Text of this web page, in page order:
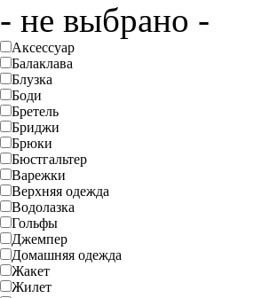
- не выбрано -
Аксессуар
Балаклава
Блузка
Боди
Бретель
Бриджи
Брюки
Бюстгальтер
Варежки
Верхняя одежда
Водолазка
Гольфы
Джемпер
Домашняя одежда
Жакет
Жилет